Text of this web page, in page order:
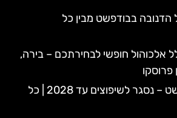
הדנובה בבודפשט מבין כל
אלכוהול חופשי לבחירתכם – בירה,
פרוסקו
ספא גלרט בבודפשט – נסגר לשיפוצים עד 2028 | כל